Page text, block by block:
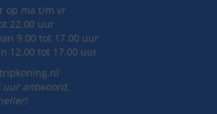
op ma t/m vr
22.00 uur
9.00 tot 17.00 uur
12.00 tot 17.00 uur
uur antwoord,